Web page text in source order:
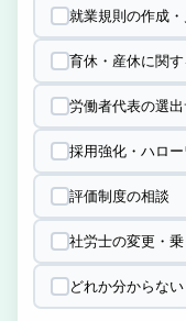
就業規則の作成・
育休・産休に関
労働者代表の選出
採用強化・ハロ
評価制度の相談
社労士の変更・
どれか分からない